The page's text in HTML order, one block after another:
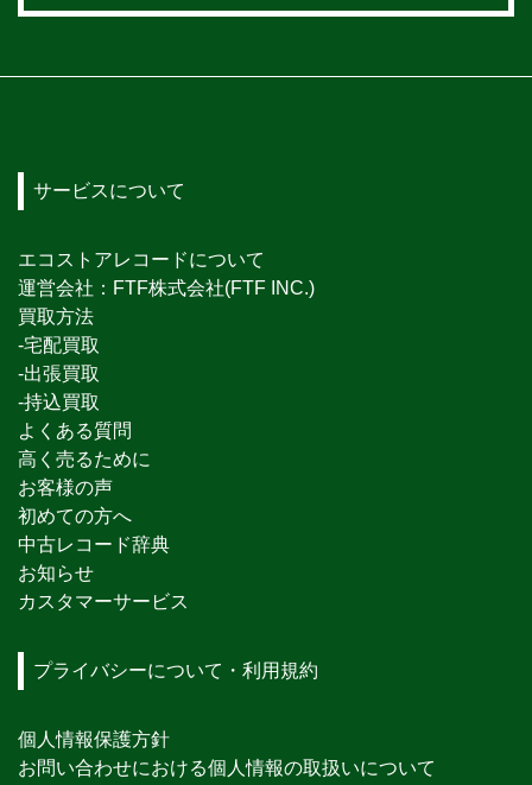
サービスについて
エコストアレコードについて
運営会社：FTF株式会社(FTF INC.)
買取方法
-宅配買取
-出張買取
-持込買取
よくある質問
高く売るために
お客様の声
初めての方へ
中古レコード辞典
お知らせ
カスタマーサービス
プライバシーについて・利用規約
個人情報保護方針
お問い合わせにおける個人情報の取扱いについて